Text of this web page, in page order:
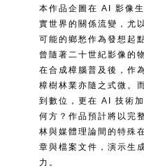
本作品企圖在 AI 影像
實世界的關係流變，尤
可能的鄉愁作為發想起
曾隨著二十世紀影像的
在合成樟腦普及後，作
樟樹林業亦隨之式微。
到數位，更在 AI 技術
何方？作品預計將以完
林與媒體理論間的特殊
章與檔案文件，演示生
力。